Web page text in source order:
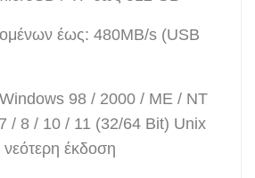
έως: 480MB/s (USB
Windows 98 / 2000 / ME / NT
/ 8 / 10 / 11 (32/64 Bit) Unix
έκδοση